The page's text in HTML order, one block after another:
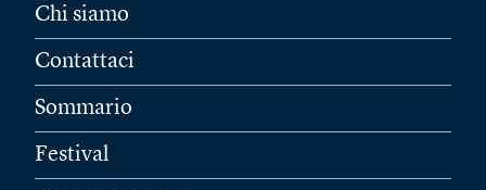
Chi siamo
Contattaci
Sommario
Festival